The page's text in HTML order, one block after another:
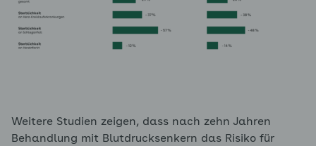
Weitere Studien zeigen, dass nach zehn Jahren
Behandlung mit Blutdrucksenkern das Risiko für